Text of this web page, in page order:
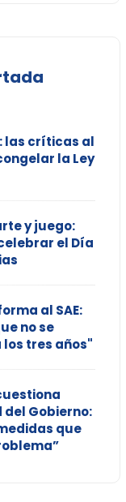
las críticas al
la Ley
y juego:
el Día
al SAE:
no se
tres años"
Gobierno:
que